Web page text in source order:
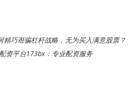
精巧诳骗杠杆战略，无为买入满意股票？
资平台173bx：专业配资服务